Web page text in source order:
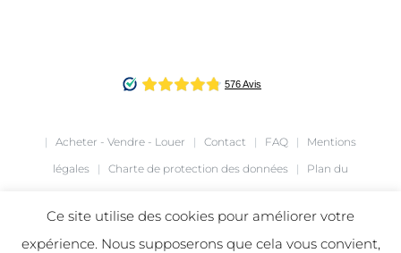
| Acheter - Vendre - Louer | Contact | FAQ | Mentions
légales | Charte de protection des données | Plan du
Ce site utilise des cookies pour améliorer votre
expérience. Nous supposerons que cela vous convient,